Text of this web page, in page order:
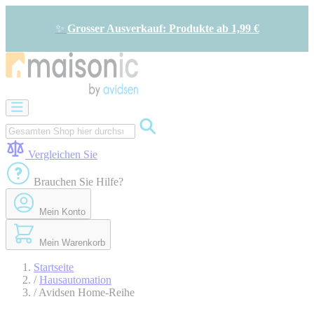
✨ Grosser Ausverkauf: Produkte ab 1,99 €
Bildtelefon
und
Türklingel
-
Energieeinsparung
Sicherheit
Komfort
im
Haus
Angebote
Vergleichen Sie
Brauchen Sie Hilfe?
Mein Konto
Mein Warenkorb
Startseite
/ Hausautomation
/ Avidsen Home-Reihe